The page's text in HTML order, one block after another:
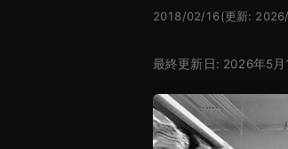
2018/02/16 (更新:
最終更新日: 2026年5月